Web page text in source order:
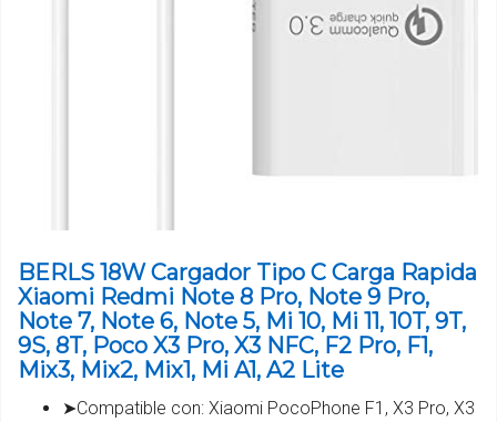
BERLS 18W Cargador Tipo C Carga Rapida
Xiaomi Redmi Note 8 Pro, Note 9 Pro,
Note 7, Note 6, Note 5, Mi 10, Mi 11, 10T, 9T,
9S, 8T, Poco X3 Pro, X3 NFC, F2 Pro, F1,
Mix3, Mix2, Mix1, Mi A1, A2 Lite
➤Compatible con: Xiaomi PocoPhone F1, X3 Pro, X3